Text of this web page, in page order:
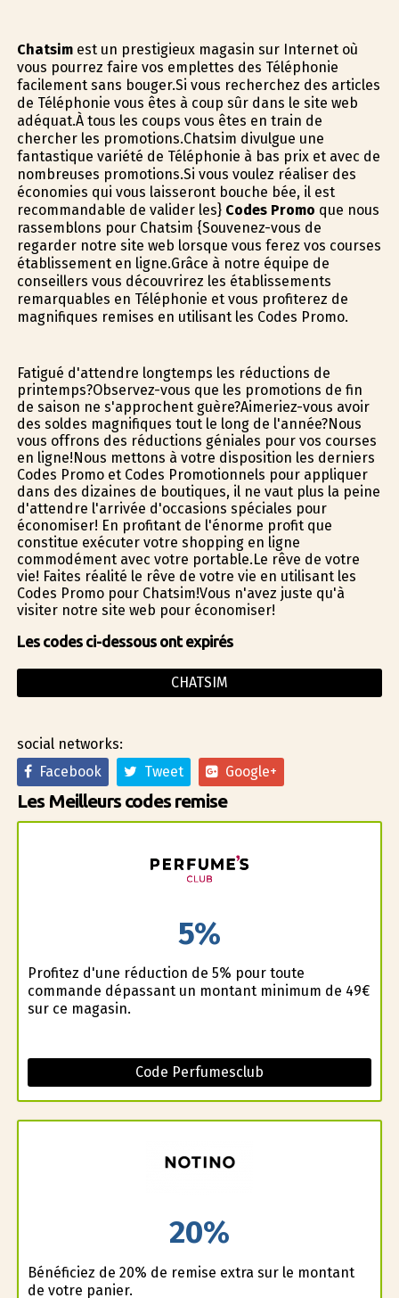
Chatsimest un prestigieux magasin sur Internet où
vous pourrez faire vos emplettes des Téléphonie
facilement sans bouger.Si vous recherchez des articles
de Téléphonie vous êtes à coup sûr dans le site web
adéquat.À tous les coups vous êtes en train de
chercher les promotions.Chatsim divulgue une
fantastique variété de Téléphonie à bas prix et avec de
nombreuses promotions.Si vous voulez réaliser des
économies qui vous laisseront bouche bée, il est
recommandable de valider les} Codes Promo que nous
rassemblons pour Chatsim {Souvenez-vous de
regarder notre site web lorsque vous ferez vos courses
établissement en ligne.Grâce à notre équipe de
conseillers vous découvrirez les établissements
remarquables en Téléphonie et vous profiterez de
magnifiques remises en utilisant les Codes Promo.
Fatigué d'attendre longtemps les réductions de
printemps?Observez-vous que les promotions de fin
de saison ne s'approchent guère?Aimeriez-vous avoir
des soldes magnifiques tout le long de l'année?Nous
vous offrons des réductions géniales pour vos courses
en ligne!Nous mettons à votre disposition les derniers
Codes Promo et Codes Promotionnels pour appliquer
dans des dizaines de boutiques, il ne vaut plus la peine
d'attendre l'arrivée d'occasions spéciales pour
économiser! En profitant de l'énorme profit que
constitue exécuter votre shopping en ligne
commodément avec votre portable.Le rêve de votre
vie! Faites réalité le rêve de votre vie en utilisant les
Codes Promo pour Chatsim!Vous n'avez juste qu'à
visiter notre site web pour économiser!
Les codes ci-dessous ont expirés
CHATSIM
social networks:
Facebook
Tweet Google+
Les Meilleurs codes remise
5%
Profitez d'une réduction de 5% pour toute
commande dépassant un montant minimum de 49€
sur ce magasin.
Code Perfumesclub
20%
Bénéficiez de 20% de remise extra sur le montant
de votre panier.